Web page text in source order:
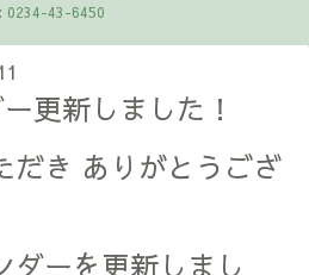
0234-43-6450
更新しました！
だき ありがとうござ
ダーを更新しまし